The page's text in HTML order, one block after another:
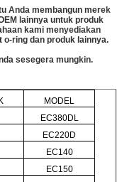
Anda membangun merek
lainnya untuk produk
kami menyediakan
o-ring dan produk lainnya.
sesegera mungkin.
MODEL
EC380DL
EC220D
EC140
EC150